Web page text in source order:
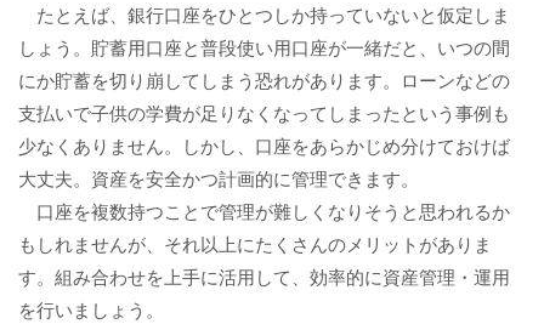
たとえば、銀行口座をひとつしか持っていないと仮定しま
しょう。貯蓄用口座と普段使い用口座が一緒だと、いつの間
にか貯蓄を切り崩してしまう恐れがあります。ローンなどの
支払いで子供の学費が足りなくなってしまったという事例も
少なくありません。しかし、口座をあらかじめ分けておけば
大丈夫。資産を安全かつ計画的に管理できます。
口座を複数持つことで管理が難しくなりそうと思われるか
もしれませんが、それ以上にたくさんのメリットがありま
す。組み合わせを上手に活用して、効率的に資産管理・運用
を行いましょう。